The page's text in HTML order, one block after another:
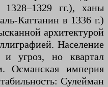
гг.), ханы
Каттанин в 1336 г.)
архитектурой
Население
и угроз, но квартал
Османская империя
Сулейман